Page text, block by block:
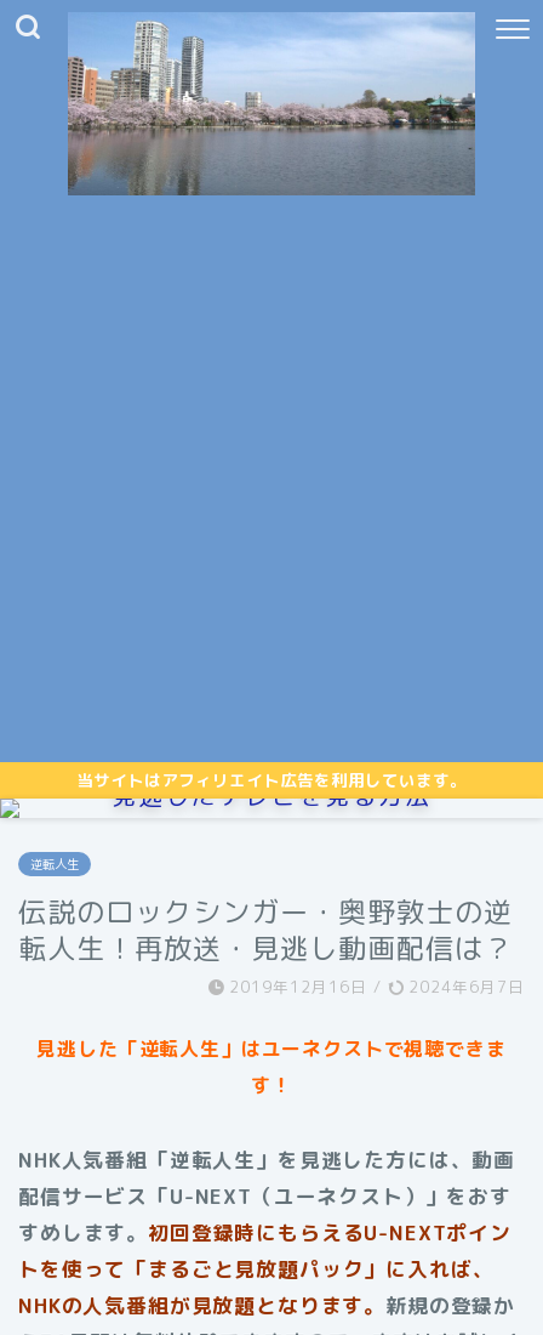
当サイトはアフィリエイト広告を利用しています。
見逃したテレビを見る方法
逆転人生
伝説のロックシンガー・奥野敦士の逆
転人生！再放送・見逃し動画配信は？
2019年12月16日 / 2024年6月7日
見逃した「逆転人生」はユーネクストで視聴できま
す！
NHK人気番組「逆転人生」を見逃した方には、動画
配信サービス「U-NEXT（ユーネクスト）」をおす
すめします。 初回登録時にもらえるU-NEXTポイン
トを使って「まるごと見放題パック」に入れば、
NHKの人気番組が見放題となります。 新規の登録か